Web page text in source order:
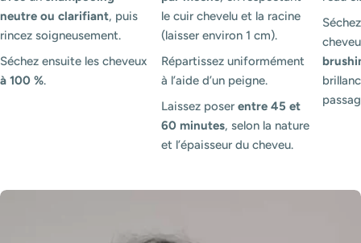
neutre ou clarifiant, puis
rincez soigneusement.
Séchez ensuite les cheveux
à 100 %.
le cuir chevelu et la racine
(laisser environ 1 cm).
Répartissez uniformément
à l’aide d’un peigne.
Laissez poserentre 45 et
60 minutes, selon la nature
et l’épaisseur du cheveu.